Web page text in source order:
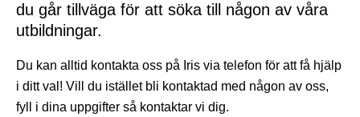
du går tillväga för att söka till någon av våra
utbildningar.
Du kan alltid kontakta oss på Iris via telefon för att få hjälp
i ditt val! Vill du istället bli kontaktad med någon av oss,
fyll i dina uppgifter så kontaktar vi dig.